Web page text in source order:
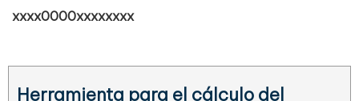
xxxx0000xxxxxxxx
Herramienta para el cálculo del